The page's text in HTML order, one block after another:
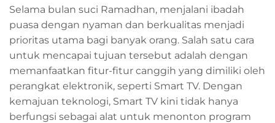
Selama bulan suci Ramadhan, menjalani ibadah
puasa dengan nyaman dan berkualitas menjadi
prioritas utama bagi banyak orang. Salah satu cara
untuk mencapai tujuan tersebut adalah dengan
memanfaatkan fitur-fitur canggih yang dimiliki oleh
perangkat elektronik, seperti Smart TV. Dengan
kemajuan teknologi, Smart TV kini tidak hanya
berfungsi sebagai alat untuk menonton program